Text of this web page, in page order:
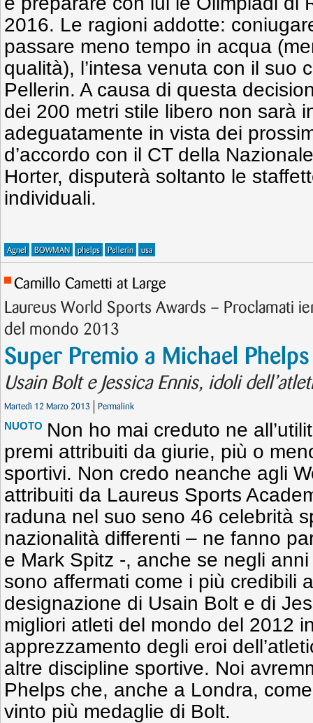
2016. Le ragioni addotte:
passare meno tempo in acqua
qualità), l’intesa venuta con il suo
Pellerin. A causa di questa
dei 200 metri stile libero non sarà
adeguatamente in vista dei
d’accordo con il CT della
Horter, disputerà soltanto le
individuali.
Agnel BOWMAN phelps Pellerin usa
Camillo Cametti at Large
Laureus World Sports Awards – Proclamati
del mondo 2013
Super Premio a Michael Phelps
Usain Bolt e Jessica Ennis, idoli
Martedì 12 Marzo 2013 Permalink
NUOTO Non ho mai creduto ne
premi attribuiti da giurie, più o
sportivi. Non credo neanche agli
attribuiti da Laureus Sports
raduna nel suo seno 46 celebrità
nazionalità differenti – ne fanno
e Mark Spitz -, anche se negli
sono affermati come i più credibili
designazione di Usain Bolt e di
migliori atleti del mondo del 2012
apprezzamento degli eroi
altre discipline sportive. Noi
Phelps che, anche a Londra,
vinto più medaglie di Bolt.